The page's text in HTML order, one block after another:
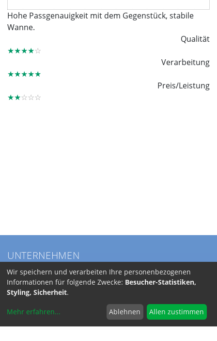
Hohe Passgenauigkeit mit dem Gegenstück, stabile
Wanne.
Qualität
★★★★☆
Verarbeitung
★★★★★
Preis/Leistung
★★☆☆☆
UNTERNEHMEN
Über BKL
Service
Anfahrt
Jobs
SERVICE
Wir speichern und verarbeiten Ihre personenbezogenen
Informationen für folgende Zwecke: Besucher-Statistiken,
Styling, Sicherheit.
Mehr erfahren... Ablehnen Allen zustimmen